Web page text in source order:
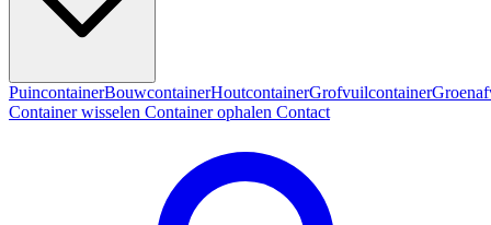
PuincontainerBouwcontainerHoutcontainerGrofvuilcontainer
Container wisselen Container ophalen Contact